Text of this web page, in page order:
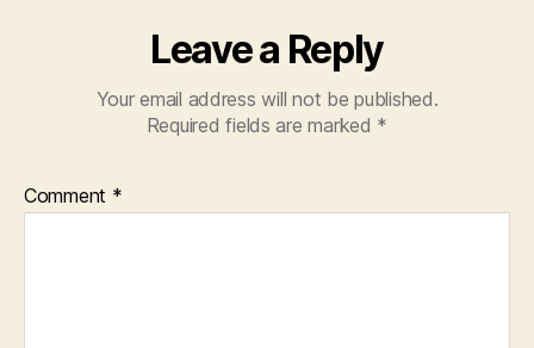
Leave a Reply
Your email address will not be published.
Required fields are marked *
Comment *